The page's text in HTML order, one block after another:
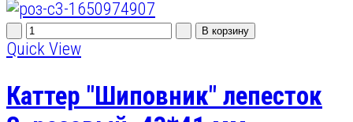
Quick View
Каттер "Шиповник" лепесток